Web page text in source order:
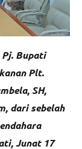
Bupati
Plt.
SH,
dari sebelah
Junat 17